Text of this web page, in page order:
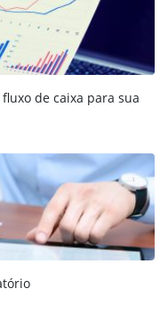
de caixa para sua